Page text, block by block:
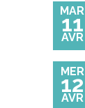
MAR
11
AVR
MER
12
AVR